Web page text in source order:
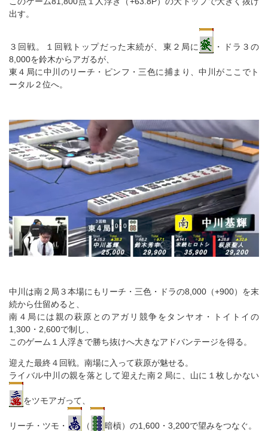
出す。
３回戦。１回戦トップだった末続が、東２局に
・ドラ３の
8,000を鈴木からアガるが、
東４局に中川のリーチ・ピンフ・三色に捕まり、中川がここでト
ータル２位へ。
中川は南２局３本場にもリーチ・三色・ドラの8,000（+900）を末
続から仕留めると、
南４局には親の萩原とのアガリ競争をタンヤオ・トイトイの
1,300・2,600で制し、
このゲーム１人浮きで勝ち抜けへ大きなアドバンテージを得る。
迎えた最終４回戦。南場に入って萩原が魅せる。
ライバル中川の親を落として迎えた南２局に、山に１枚しかない
をツモアガって、
リーチ・ツモ・ （ 暗槓）の1,600・3,200で望みをつなぐ。